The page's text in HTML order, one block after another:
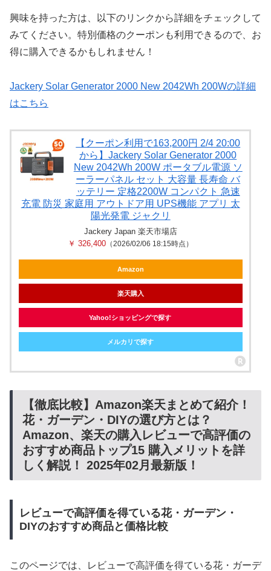
興味を持った方は、以下のリンクから詳細をチェックして
みてください。特別価格のクーポンも利用できるので、お
得に購入できるかもしれません！
Jackery Solar Generator 2000 New 2042Wh 200Wの詳細
はこちら
【クーポン利用で163,200円 2/4 20:00
から】Jackery Solar Generator 2000
New 2042Wh 200W ポータブル電源 ソ
ーラーパネル セット 大容量 長寿命 バ
ッテリー 定格2200W コンパクト 急速
充電 防災 家庭用 アウトドア用 UPS機能 アプリ 太
陽光発電 ジャクリ
Jackery Japan 楽天市場店
￥ 326,400 （2026/02/06 18:15時点）
Amazon
楽天購入
Yahoo!ショッピングで探す
メルカリで探す
【徹底比較】Amazon楽天まとめて紹介！
花・ガーデン・DIYの選び方とは？
Amazon、楽天の購入レビューで高評価の
おすすめ商品トップ15 購入メリットを詳
しく解説！ 2025年02月最新版！
レビューで高評価を得ている花・ガーデン・
DIYのおすすめ商品と価格比較
このページでは、レビューで高評価を得ている花・ガーデ